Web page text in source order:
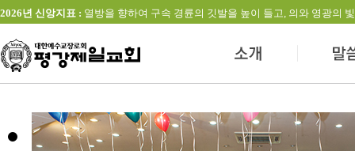
2026년 신앙지표 : 열방을 향하여 구속 경륜의 깃발을 높이 들고, 의와 영광의